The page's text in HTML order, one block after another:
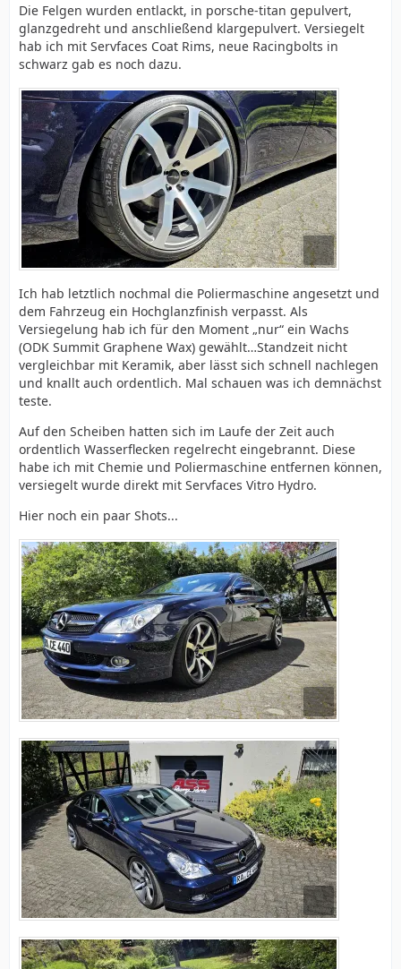
Die Felgen wurden entlackt, in porsche-titan gepulvert,
glanzgedreht und anschließend klargepulvert. Versiegelt
hab ich mit Servfaces Coat Rims, neue Racingbolts in
schwarz gab es noch dazu.
Ich hab letztlich nochmal die Poliermaschine angesetzt und
dem Fahrzeug ein Hochglanzfinish verpasst. Als
Versiegelung hab ich für den Moment „nur“ ein Wachs
(ODK Summit Graphene Wax) gewählt…Standzeit nicht
vergleichbar mit Keramik, aber lässt sich schnell nachlegen
und knallt auch ordentlich. Mal schauen was ich demnächst
teste.
Auf den Scheiben hatten sich im Laufe der Zeit auch
ordentlich Wasserflecken regelrecht eingebrannt. Diese
habe ich mit Chemie und Poliermaschine entfernen können,
versiegelt wurde direkt mit Servfaces Vitro Hydro.
Hier noch ein paar Shots...